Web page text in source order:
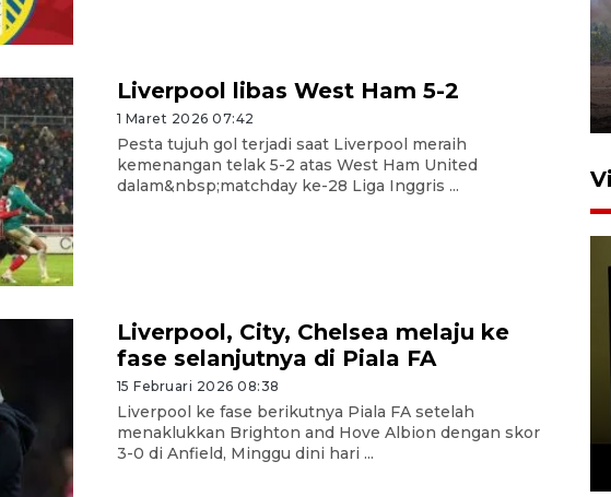
Liverpool libas West Ham 5-2
1 Maret 2026 07:42
Pesta tujuh gol terjadi saat Liverpool meraih
kemenangan telak 5-2 atas West Ham United
dalam&nbsp;matchday ke-28 Liga Inggris ...
Liverpool, City, Chelsea melaju ke
fase selanjutnya di Piala FA
15 Februari 2026 08:38
Liverpool ke fase berikutnya Piala FA setelah
menaklukkan Brighton and Hove Albion dengan skor
3-0 di Anfield, Minggu dini hari ...
dikembalikan ke Surabaya
Persiapan Skuad Garuda
jelang laga lawan Kamboja
pada Piala AFF
23 Juli 2026 19:12